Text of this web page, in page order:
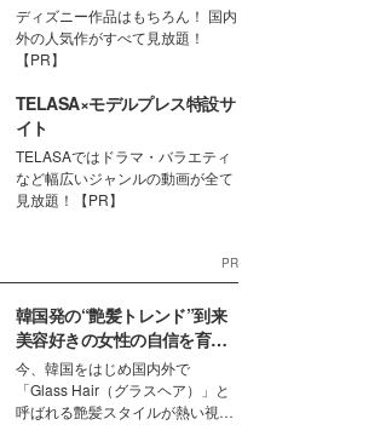
ディズニー作品はもちろん！ 国内
外の人気作がすべて見放題！
【PR】
TELASA×モデルプレス特設サ
イト
TELASAではドラマ・バラエティ
など幅広いジャンルの動画が全て
見放題！【PR】
PR
韓国発の“艶髪トレンド”到来
美容好きの女性の自信を育む
「ヘアケア事情」って？
今、韓国をはじめ国内外で
「Glass Hair（グラスヘア）」と
呼ばれる艶髪スタイルが熱い視線